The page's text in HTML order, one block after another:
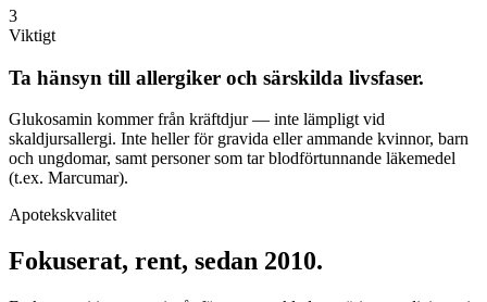
3
Viktigt
Ta hänsyn till allergiker och särskilda livsfaser.
Glukosamin kommer från kräftdjur — inte lämpligt vid
skaldjursallergi. Inte heller för gravida eller ammande kvinnor, barn
och ungdomar, samt personer som tar blodförtunnande läkemedel
(t.ex. Marcumar).
Apotekskvalitet
Fokuserat, rent, sedan 2010.